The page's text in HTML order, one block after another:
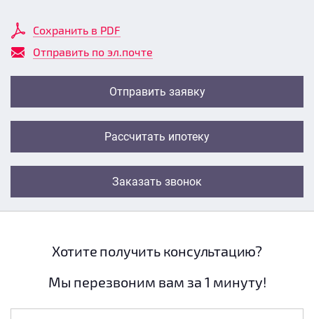
Сохранить в PDF
Отправить по эл.почте
Отправить заявку
Рассчитать ипотеку
Заказать звонок
Хотите получить консультацию?
Мы перезвоним вам за 1 минуту!